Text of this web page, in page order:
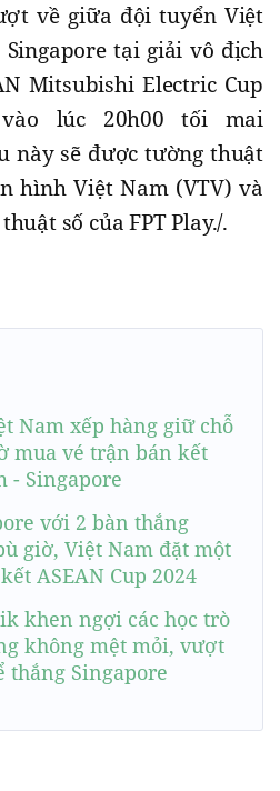
về giữa đội tuyển Việt
tại giải vô địch
Mitsubishi Electric Cup
lúc 20h00 tối mai
này sẽ được tường thuật
hình Việt Nam (VTV) và
số của FPT Play./.
Nam xếp hàng giữ chỗ
mua vé trận bán kết
- Singapore
với 2 bàn thắng
giờ, Việt Nam đặt một
ASEAN Cup 2024
khen ngợi các học trò
không mệt mỏi, vượt
thắng Singapore